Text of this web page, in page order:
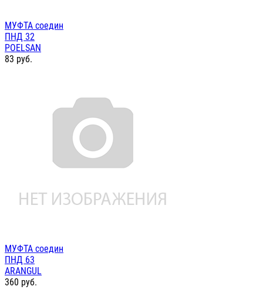
МУФТА соедин
ПНД 32
POELSAN
83 руб.
МУФТА соедин
ПНД 63
ARANGUL
360 руб.